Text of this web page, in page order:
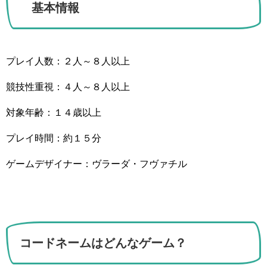
基本情報
プレイ人数：２人～８人以上
競技性重視：４人～８人以上
対象年齢：１４歳以上
プレイ時間：約１５分
ゲームデザイナー：ヴラーダ・フヴァチル
コードネームはどんなゲーム？